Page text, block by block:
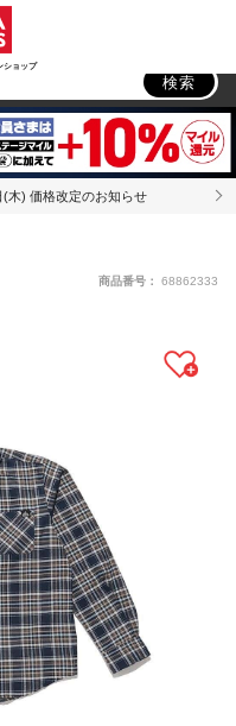
ショップ
検索
木) 価格改定のお知らせ
商品番号： 68862333